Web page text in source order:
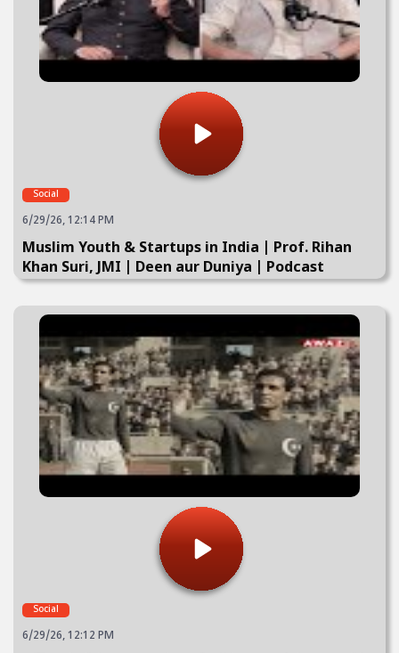
Social
6/29/26, 12:14 PM
Muslim Youth & Startups in India | Prof. Rihan
Khan Suri, JMI | Deen aur Duniya | Podcast
Social
6/29/26, 12:12 PM